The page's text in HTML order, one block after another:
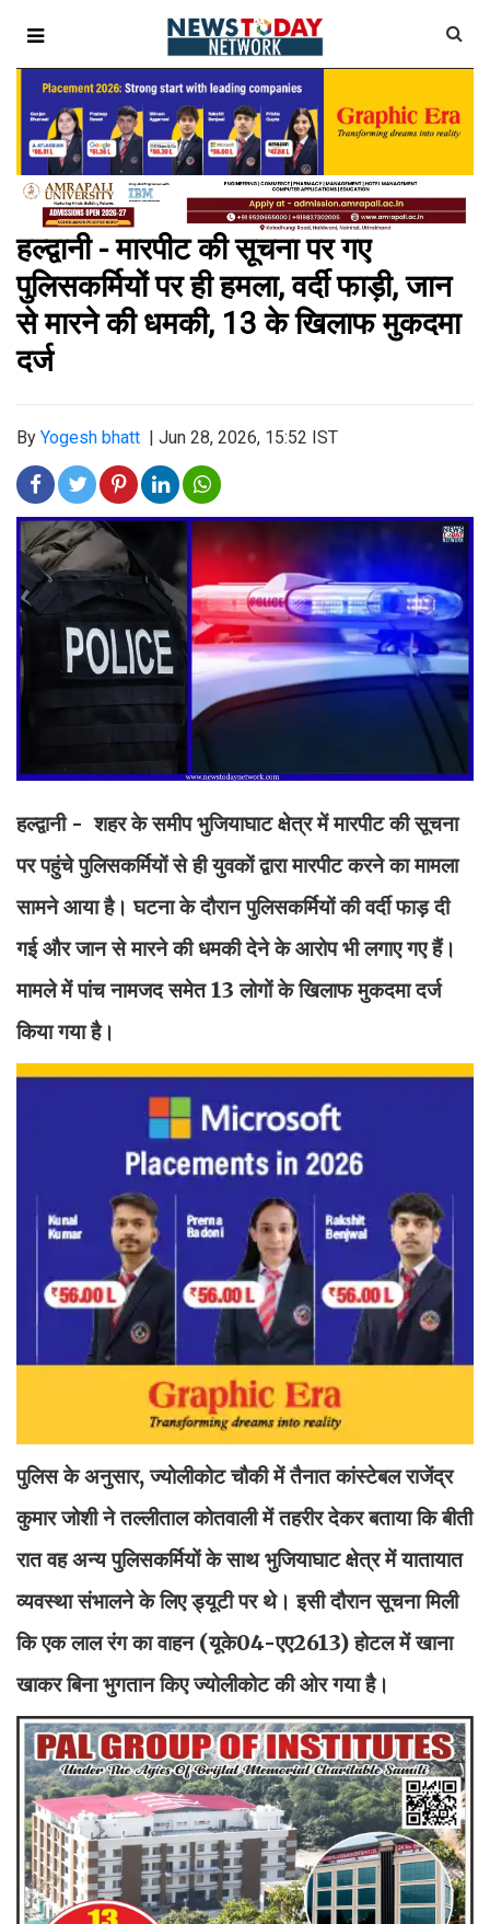
हल्द्वानी - मारपीट की सूचना पर गए
पुलिसकर्मियों पर ही हमला, वर्दी फाड़ी, जान
से मारने की धमकी, 13 के खिलाफ मुकदमा
दर्ज
By Yogesh bhatt Jun 28, 2026, 15:52 IST
हल्द्वानी - शहर के समीप भुजियाघाट क्षेत्र में मारपीट की सूचना
पर पहुंचे पुलिसकर्मियों से ही युवकों द्वारा मारपीट करने का मामला
सामने आया है। घटना के दौरान पुलिसकर्मियों की वर्दी फाड़ दी
गई और जान से मारने की धमकी देने के आरोप भी लगाए गए हैं।
मामले में पांच नामजद समेत 13 लोगों के खिलाफ मुकदमा दर्ज
किया गया है।
पुलिस के अनुसार, ज्योलीकोट चौकी में तैनात कांस्टेबल राजेंद्र
कुमार जोशी ने तल्लीताल कोतवाली में तहरीर देकर बताया कि बीती
रात वह अन्य पुलिसकर्मियों के साथ भुजियाघाट क्षेत्र में यातायात
व्यवस्था संभालने के लिए ड्यूटी पर थे। इसी दौरान सूचना मिली
कि एक लाल रंग का वाहन (यूके04-एए2613) होटल में खाना
खाकर बिना भुगतान किए ज्योलीकोट की ओर गया है।